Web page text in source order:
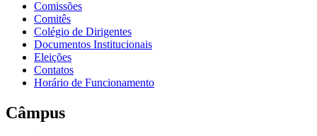
Comissões
Comitês
Colégio de Dirigentes
Documentos Institucionais
Eleições
Contatos
Horário de Funcionamento
Câmpus